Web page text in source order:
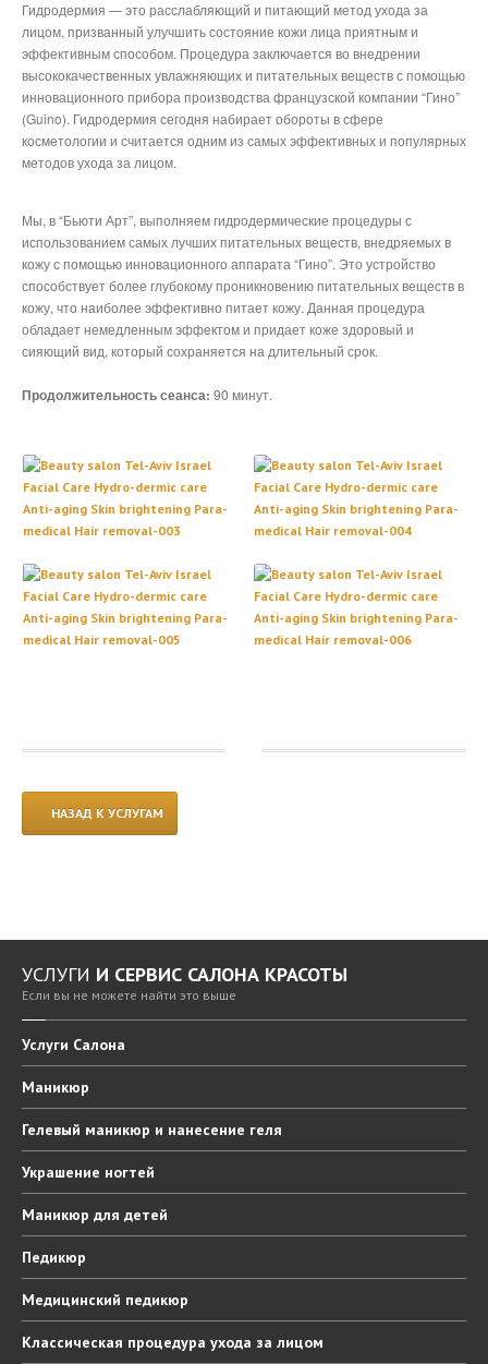
Классическая
процедура ухода за лицом
Омолаживающиепроцедуры
волос с помощью метода MP4
Брови и Ресницы
Лечениедля устранения двойного подбородка
Процедуры по уходу за телом с помощью радиоволн (RF) по методу
Устранениепигментации посредством луча света (IPL) по методу MP4
Процедурыдля осветления кожи
Бразильскийвоск
Парамедицинскоелечение акне и различного рода ранок
ГАЛЕРЕЯ
БЛОГ
КОНТАКТ
ЗАПИСЬ
Гидродермия — это расслабляющий и питающий метод ухода за
лицом, призванный улучшить состояние кожи лица приятным и
эффективным способом. Процедура заключается во внедрении
высококачественных увлажняющих и питательных веществ с помощью
инновационного прибора производства французской компании “Гино”
(Guino). Гидродермия сегодня набирает обороты в сфере
косметологии и считается одним из самых эффективных и популярных
методов ухода за лицом.
Мы, в “Бьюти Арт”, выполняем гидродермические процедуры с
использованием самых лучших питательных веществ, внедряемых в
кожу с помощью инновационного аппарата “Гино”. Это устройство
способствует более глубокому проникновению питательных веществ в
кожу, что наиболее эффективно питает кожу. Данная процедура
обладает немедленным эффектом и придает коже здоровый и
сияющий вид, который сохраняется на длительный срок.
Продолжительность сеанса: 90 минут.
НАЗАД К УСЛУГАМ
УСЛУГИ И СЕРВИС САЛОНА КРАСОТЫ
Если вы не можете найти это выше
Услуги Салона
Маникюр
Гелевый маникюр и нанесение геля
Украшение ногтей
Маникюр для детей
Педикюр
Медицинский педикюр
Классическая процедура ухода за лицом